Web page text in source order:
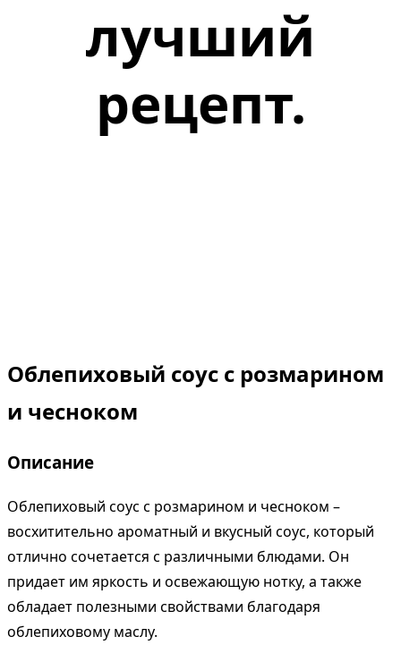
лучший
рецепт.
Облепиховый соус с розмарином
и чесноком
Описание
Облепиховый соус с розмарином и чесноком –
восхитительно ароматный и вкусный соус, который
отлично сочетается с различными блюдами. Он
придает им яркость и освежающую нотку, а также
обладает полезными свойствами благодаря
облепиховому маслу.